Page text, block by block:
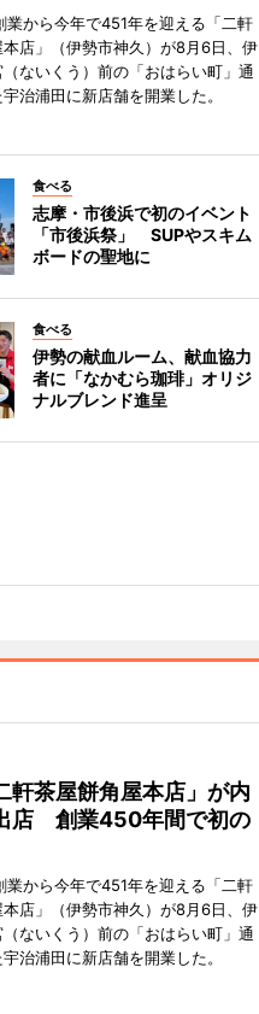
業から今年で451年を迎える「二軒
店」（伊勢市神久）が8月6日、伊
ないくう）前の「おはらい町」通
治浦田に新店舗を開業した。
食べる
志摩・市後浜で初のイベント
「市後浜祭」 SUPやスキム
ボードの聖地に
食べる
伊勢の献血ルーム、献血協力
者に「なかむら珈琲」オリジ
ナルブレンド進呈
軒茶屋餅角屋本店」が内
店 創業450年間で初の
業から今年で451年を迎える「二軒
店」（伊勢市神久）が8月6日、伊
ないくう）前の「おはらい町」通
治浦田に新店舗を開業した。